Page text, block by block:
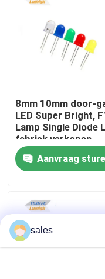
VR-show
Fabrieksreis
Kwaliteitscontrole
Contacteer ons
nieuws
8mm 10mm door-
LED Super Bright,
Lamp Single Diode
fabriek verkopen
Aanvraag
sales